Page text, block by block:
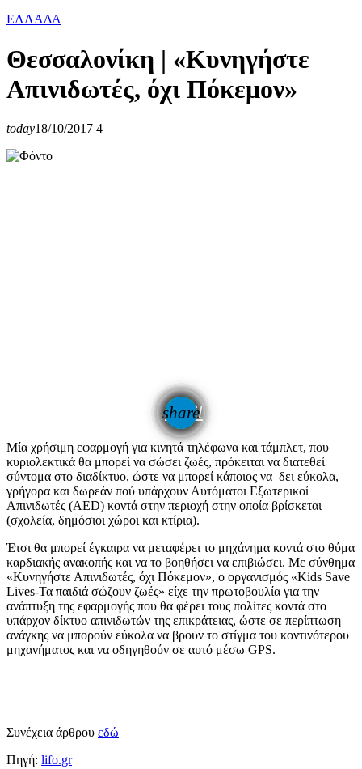
ΕΛΛΑΔΑ
Θεσσαλονίκη | «Κυνηγήστε
Απινιδωτές, όχι Πόκεμον»
today18/10/2017 4
share
email
Μία χρήσιμη εφαρμογή για κινητά τηλέφωνα και τάμπλετ, που
κυριολεκτικά θα μπορεί να σώσει ζωές, πρόκειται να διατεθεί
σύντομα στο διαδίκτυο, ώστε να μπορεί κάποιος να δει εύκολα,
γρήγορα και δωρεάν πού υπάρχουν Αυτόματοι Εξωτερικοί
Απινιδωτές (AED) κοντά στην περιοχή στην οποία βρίσκεται
(σχολεία, δημόσιοι χώροι και κτίρια).
Έτσι θα μπορεί έγκαιρα να μεταφέρει το μηχάνημα κοντά στο θύμα
καρδιακής ανακοπής και να το βοηθήσει να επιβιώσει. Με σύνθημα
«Κυνηγήστε Απινιδωτές, όχι Πόκεμον», ο οργανισμός «Kids Save
Lives-Τα παιδιά σώζουν ζωές» είχε την πρωτοβουλία για την
ανάπτυξη της εφαρμογής που θα φέρει τους πολίτες κοντά στο
υπάρχον δίκτυο απινιδωτών της επικράτειας, ώστε σε περίπτωση
ανάγκης να μπορούν εύκολα να βρουν το στίγμα του κοντινότερου
μηχανήματος και να οδηγηθούν σε αυτό μέσω GPS.
Συνέχεια άρθρου εδώ
Πηγή: lifo.gr